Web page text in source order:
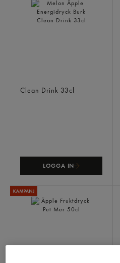
Clean Drink 33cl
LOGGA IN